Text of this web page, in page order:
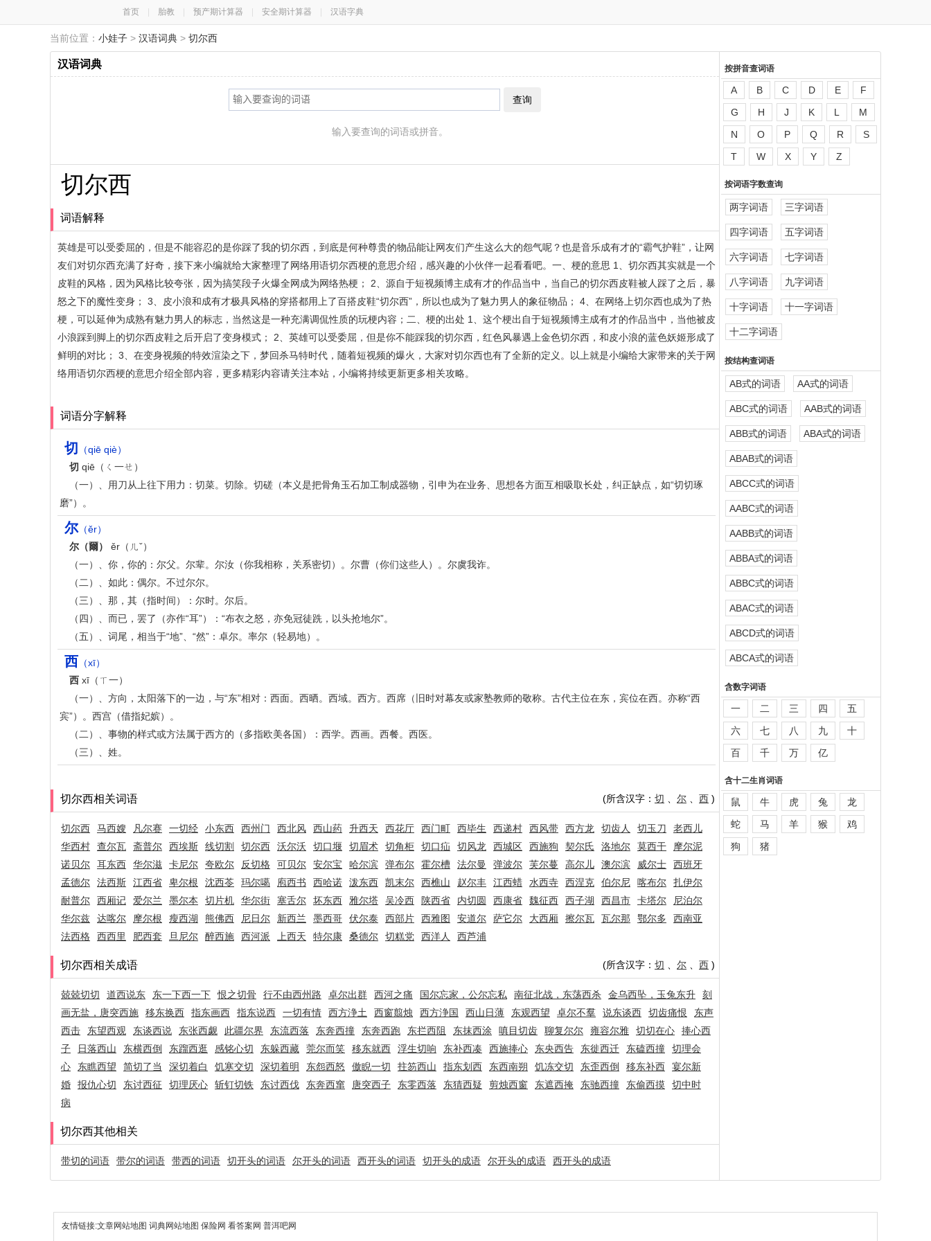
首页 胎教 预产期计算器 安全期计算器 汉语字典
当前位置： 小娃子 > 汉语词典 > 切尔西
汉语词典
查询
输入要查询的词语或拼音。
切尔西
词语解释
英雄是可以受委屈的，但是不能容忍的是你踩了我的切尔西，到底是何种尊贵的物品能让网友们产生这么大的怨气呢？也是音乐成有才的“霸气护鞋”，让网
友们对切尔西充满了好奇，接下来小编就给大家整理了网络用语切尔西梗的意思介绍，感兴趣的小伙伴一起看看吧。一、梗的意思 1、切尔西其实就是一个
皮鞋的风格，因为风格比较夸张，因为搞笑段子火爆全网成为网络热梗； 2、源自于短视频博主成有才的作品当中，当自己的切尔西皮鞋被人踩了之后，暴
怒之下的魔性变身； 3、皮小浪和成有才极具风格的穿搭都用上了百搭皮鞋“切尔西”，所以也成为了魅力男人的象征物品； 4、在网络上切尔西也成为了热
梗，可以延伸为成熟有魅力男人的标志，当然这是一种充满调侃性质的玩梗内容；二、梗的出处 1、这个梗出自于短视频博主成有才的作品当中，当他被皮
小浪踩到脚上的切尔西皮鞋之后开启了变身模式； 2、英雄可以受委屈，但是你不能踩我的切尔西，红色风暴遇上金色切尔西，和皮小浪的蓝色妖姬形成了
鲜明的对比； 3、在变身视频的特效渲染之下，梦回杀马特时代，随着短视频的爆火，大家对切尔西也有了全新的定义。以上就是小编给大家带来的关于网
络用语切尔西梗的意思介绍全部内容，更多精彩内容请关注本站，小编将持续更新更多相关攻略。
词语分字解释
切
（qiē qiè）
切 qiē（ㄑ一ㄝ）
（一）、用刀从上往下用力：切菜。切除。切磋（本义是把骨角玉石加工制成器物，引申为在业务、思想各方面互相吸取长处，纠正缺点，如“切切琢
磨”）。
尔（ěr）
尔（爾）
ěr（ㄦˇ）
（一）、你，你的：尔父。尔辈。尔汝（你我相称，关系密切）。尔曹（你们这些人）。尔虞我诈。
（二）、如此：偶尔。不过尔尔。
（三）、那，其（指时间）：尔时。尔后。
（四）、而已，罢了（亦作“耳”）：“布衣之怒，亦免冠徒跣，以头抢地尔”。
（五）、词尾，相当于“地”、“然”：卓尔。率尔（轻易地）。
西 （xī）
西 xī（ㄒ一）
（一）、方向，太阳落下的一边，与“东”相对：西面。西晒。西域。西方。西席（旧时对幕友或家塾教师的敬称。古代主位在东，宾位在西。亦称“西
宾”）。西宫（借指妃嫔）。
（二）、事物的样式或方法属于西方的（多指欧美各国）：西学。西画。西餐。西医。
（三）、姓。
切尔西相关词语 (所含汉字： 切 尔 西 )
切尔西 马西嫂 凡尔赛 一切经 小东西 西州门 西北风 西山药 升西天 西花厅 西门町 西毕生 西递村 西风带 西方龙 切齿人 切玉刀
老西儿
华西村
查尔瓦 斋普尔 西埃斯 线切割 切尔西 沃尔沃 切口堰 切眉术 切角柜 切口疝 切风龙 西城区 西施狗 契尔氏 洛地尔 莫西干
摩尔泥
诺贝尔
耳东西 华尔滋 卡尼尔 夸欧尔 反切格 可贝尔 安尔宝 哈尔滨 弹布尔 霍尔槽 法尔曼 弹波尔 芙尔蔓 高尔儿 澳尔滨 威尔士
西班牙
孟德尔
法西斯 江西省 卑尔根 沈西苓 玛尔噶 庖西书 西哈诺 泼东西 凯末尔 西樵山 赵尔丰 江西蜡 水西寺 西涅克 伯尔尼 喀布尔
扎伊尔
耐普尔
西厢记 爱尔兰 墨尔本 切片机 华尔街 塞舌尔 坏东西 雅尔塔 吴冷西 陕西省 内切圆 西康省 魏征西 西子湖 西昌市 卡塔尔
尼泊尔
华尔兹
达喀尔 摩尔根 瘦西湖 熊佛西 尼日尔 新西兰 墨西哥 伏尔泰 西部片 西雅图 安道尔 萨它尔 大西厢 擦尔瓦 瓦尔那 鄂尔多
西南亚
法西格
西西里 肥西套 旦尼尔 醉西施 西河派 上西天 特尔康 桑德尔 切糕党 西洋人 西芦浦
切尔西相关成语 (所含汉字： 切 尔 西 )
兢兢切切 道西说东 东一下西一下 恨之切骨 行不由西州路 卓尔出群 西河之痛 国尔忘家，公尔忘私 南征北战，东荡西杀 金乌西坠，玉兔东升
刻
画无盐，唐突西施
移东换西 指东画西 指东说西 一切有情 西方浄土 西窗翦烛 西方浄国 西山日薄 东观西望 卓尔不羣 说东谈西 切齿痛恨
东声
西击
东望西观 东谈西说 东张西觑 此疆尔界 东流西落 东奔西撞 东奔西跑 东拦西阻 东抹西涂 嗔目切齿 聊复尔尔 雍容尔雅 切切在心
捧心西
子
日落西山 东横西倒 东蹓西逛 感铭心切 东躲西藏 莞尔而笑 移东就西 浮生切响 东补西凑 西施捧心 东央西告 东徙西迁 东磕西撞
切理会
心
东瞧西望 简切了当 深切着白 饥寒交切 深切着明 东怨西怒 傲睨一切 拄笏西山 指东划西 东西南朔 饥冻交切 东歪西倒 移东补西
宴尔新
婚
报仇心切 东讨西征 切理厌心 斩钉切铁 东讨西伐 东奔西窜 唐突西子 东零西落 东猜西疑 剪烛西窗 东遮西掩 东驰西撞 东偷西摸
切中时
病
切尔西其他相关
带切的词语 带尔的词语 带西的词语 切开头的词语 尔开头的词语 西开头的词语 切开头的成语 尔开头的成语 西开头的成语
按拼音查词语
A B C D E
F
G
H J K L
M
N
O P Q R
S
T
W X Y Z
按词语字数查询
两字词语 三字词语
四字词语 五字词语
六字词语 七字词语
八字词语 九字词语
十字词语 十一字词语
十二字词语
按结构查词语
AB式的词语 AA式的词语
ABC式的词语 AAB式的词语
ABB式的词语 ABA式的词语
ABAB式的词语
ABCC式的词语
AABC式的词语
AABB式的词语
ABBA式的词语
ABBC式的词语
ABAC式的词语
ABCD式的词语
ABCA式的词语
含数字词语
一 二 三 四
五
六
七 八 九
十
百
千 万 亿
含十二生肖词语
鼠 牛 虎 兔
龙
蛇
马 羊 猴
鸡
狗
猪
友情链接:文章网站地图 词典网站地图 保险网 看答案网 普洱吧网